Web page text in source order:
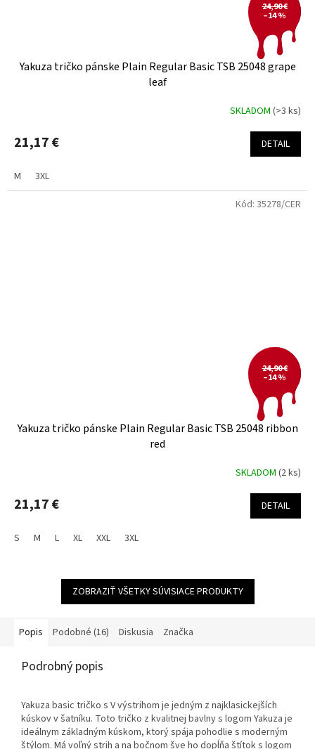
24,90 €
–14 %
Yakuza tričko pánske Plain Regular Basic TSB 25048 grape
leaf
SKLADOM (>3 ks)
21,17 € DETAIL
M 3XL
24,90 €
–14 %
Yakuza tričko pánske Plain Regular Basic TSB 25048 ribbon
red
SKLADOM (2 ks)
21,17 € DETAIL
S M L XL XXL 3XL
Kód: 35278/CER
ZOBRAZIŤ VŠETKY SÚVISIACE PRODUKTY
Popis Podobné (16) Diskusia Značka
Podrobný popis
Yakuza basic tričko s V výstrihom je jedným z najklasickejších
kúskov v šatníku. Toto tričko z kvalitnej bavlny s logom Yakuza je
ideálnym základným kúskom, ktorý spája pohodlie s moderným
štýlom. Má voľný strih a na bočnom šve ho dopĺňa štítok s logom